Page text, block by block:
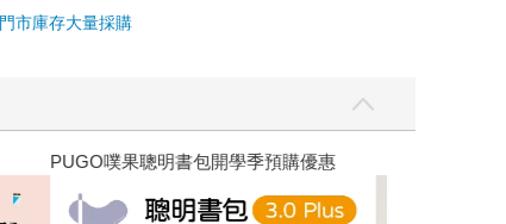
門市庫存大量採購